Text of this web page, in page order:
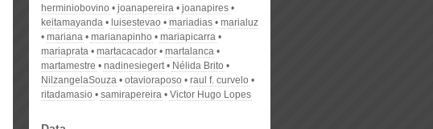
herminiobovino
joanapereira
joanapires
keitamayanda
luisestevao mariadias
marialuz
mariana
marianapinho
mariapicarra
mariaprata
martacacador
martalanca
martamestre
nadinesiegert
Nélida Brito
NilzangelaSouza
otavioraposo
raul f. curvelo
ritadamasio
samirapereira Victor Hugo Lopes